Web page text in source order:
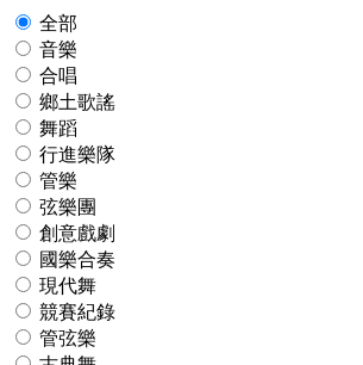
全部
音樂
合唱
鄉土歌謠
舞蹈
行進樂隊
管樂
弦樂團
創意戲劇
國樂合奏
現代舞
競賽紀錄
管弦樂